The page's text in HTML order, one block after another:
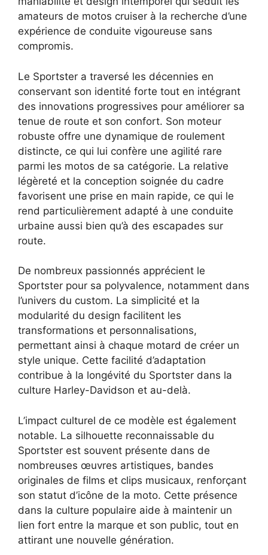
amateurs de motos cruiser à la recherche d’une
expérience de conduite vigoureuse sans
compromis.
Le Sportster a traversé les décennies en
conservant son identité forte tout en intégrant
des innovations progressives pour améliorer sa
tenue de route et son confort. Son moteur
robuste offre une dynamique de roulement
distincte, ce qui lui confère une agilité rare
parmi les motos de sa catégorie. La relative
légèreté et la conception soignée du cadre
favorisent une prise en main rapide, ce qui le
rend particulièrement adapté à une conduite
urbaine aussi bien qu’à des escapades sur
route.
De nombreux passionnés apprécient le
Sportster pour sa polyvalence, notamment dans
l’univers du custom. La simplicité et la
modularité du design facilitent les
transformations et personnalisations,
permettant ainsi à chaque motard de créer un
style unique. Cette facilité d’adaptation
contribue à la longévité du Sportster dans la
culture Harley-Davidson et au-delà.
L’impact culturel de ce modèle est également
notable. La silhouette reconnaissable du
Sportster est souvent présente dans de
nombreuses œuvres artistiques, bandes
originales de films et clips musicaux, renforçant
son statut d’icône de la moto. Cette présence
dans la culture populaire aide à maintenir un
lien fort entre la marque et son public, tout en
attirant une nouvelle génération.